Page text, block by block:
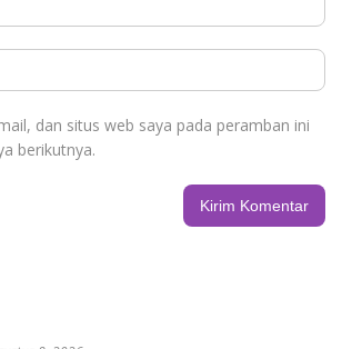
dan situs web saya pada peramban ini
berikutnya.